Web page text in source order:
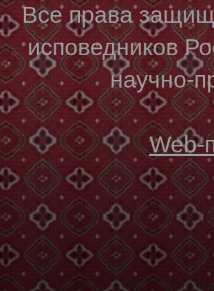
Все права
исповедников
научно-
Web-